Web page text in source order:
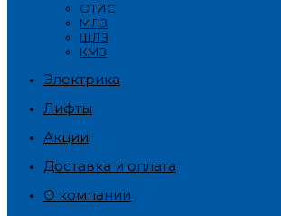
ОТИС
МЛЗ
ЩЛЗ
КМЗ
Электрика
Лифты
Акции
Доставка и оплата
О компании